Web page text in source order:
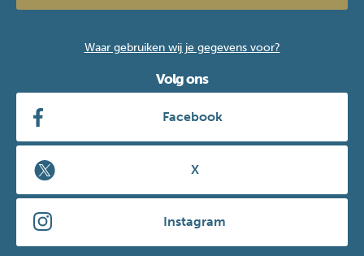
Waar gebruiken wij je gegevens voor?
Volg ons
Facebook
X
Instagram